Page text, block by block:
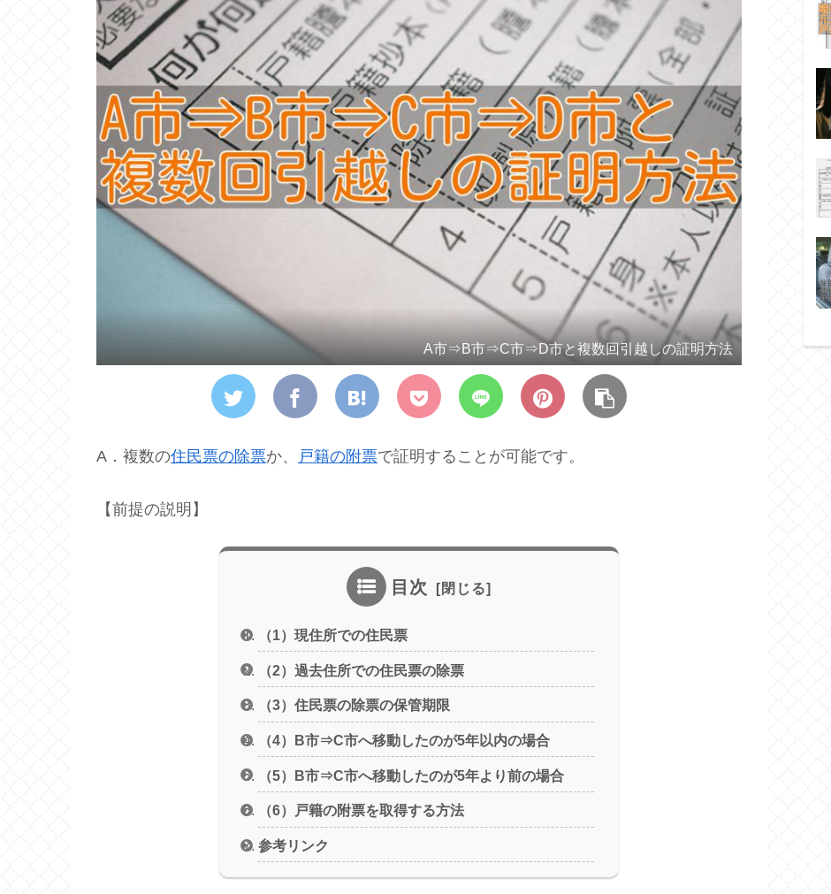
A市⇒B市⇒C市⇒D市と複数回引越しの証明方法
A．複数の住民票の除票か、 戸籍の附票で証明することが可能です。
【前提の説明】
目次
（1）現住所での住民票
（2）過去住所での住民票の除票
（3）住民票の除票の保管期限
（4）B市⇒C市へ移動したのが5年以内の場合
（5）B市⇒C市へ移動したのが5年より前の場合
（6）戸籍の附票を取得する方法
参考リンク